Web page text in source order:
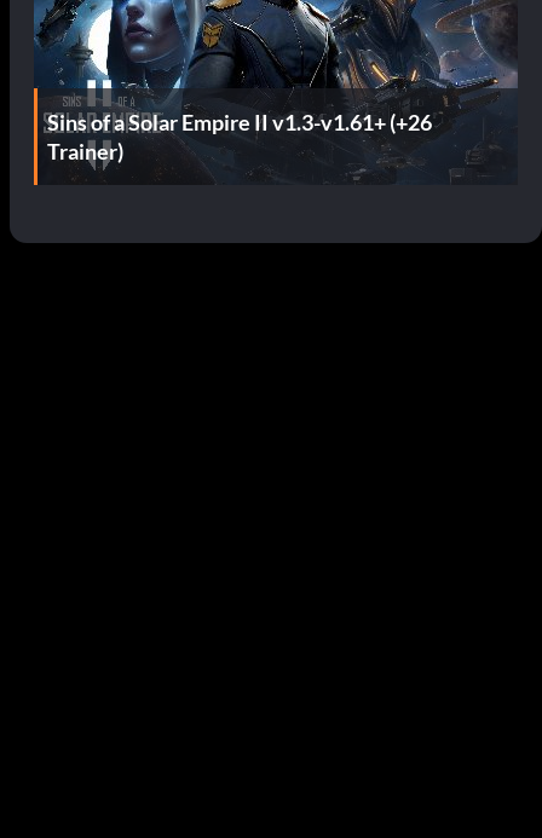
Sins of a Solar Empire II v1.3-v1.61+ (+26
Trainer)